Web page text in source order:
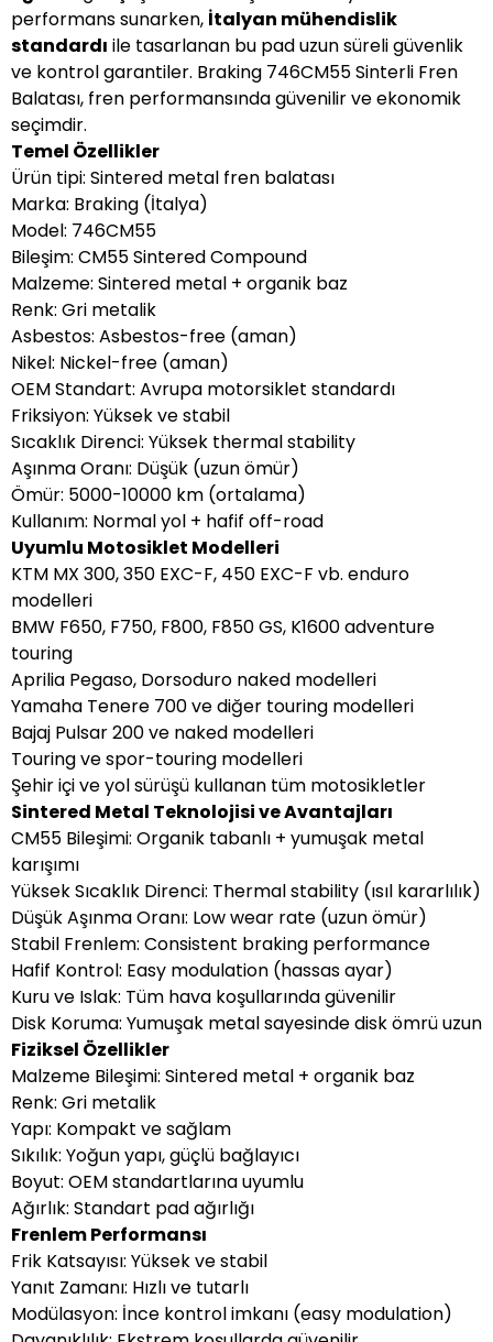
performans sunarken, İtalyan mühendislik
standardı ile tasarlanan bu pad uzun süreli güvenlik
ve kontrol garantiler. Braking 746CM55 Sinterli Fren
Balatası, fren performansında güvenilir ve ekonomik
seçimdir.
Temel Özellikler
Ürün tipi: Sintered metal fren balatası
Marka: Braking (İtalya)
Model: 746CM55
Bileşim: CM55 Sintered Compound
Malzeme: Sintered metal + organik baz
Renk: Gri metalik
Asbestos: Asbestos-free (aman)
Nikel: Nickel-free (aman)
OEM Standart: Avrupa motorsiklet standardı
Friksiyon: Yüksek ve stabil
Sıcaklık Direnci: Yüksek thermal stability
Aşınma Oranı: Düşük (uzun ömür)
Ömür: 5000-10000 km (ortalama)
Kullanım: Normal yol + hafif off-road
Uyumlu Motosiklet Modelleri
KTM MX 300, 350 EXC-F, 450 EXC-F vb. enduro
modelleri
BMW F650, F750, F800, F850 GS, K1600 adventure
touring
Aprilia Pegaso, Dorsoduro naked modelleri
Yamaha Tenere 700 ve diğer touring modelleri
Bajaj Pulsar 200 ve naked modelleri
Touring ve spor-touring modelleri
Şehir içi ve yol sürüşü kullanan tüm motosikletler
Sintered Metal Teknolojisi ve Avantajları
CM55 Bileşimi: Organik tabanlı + yumuşak metal
karışımı
Yüksek Sıcaklık Direnci: Thermal stability (ısıl kararlılık)
Düşük Aşınma Oranı: Low wear rate (uzun ömür)
Stabil Frenlem: Consistent braking performance
Hafif Kontrol: Easy modulation (hassas ayar)
Kuru ve Islak: Tüm hava koşullarında güvenilir
Disk Koruma: Yumuşak metal sayesinde disk ömrü uzun
Fiziksel Özellikler
Malzeme Bileşimi: Sintered metal + organik baz
Renk: Gri metalik
Yapı: Kompakt ve sağlam
Sıkılık: Yoğun yapı, güçlü bağlayıcı
Boyut: OEM standartlarına uyumlu
Ağırlık: Standart pad ağırlığı
Frenlem Performansı
Frik Katsayısı: Yüksek ve stabil
Yanıt Zamanı: Hızlı ve tutarlı
Modülasyon: İnce kontrol imkanı (easy modulation)